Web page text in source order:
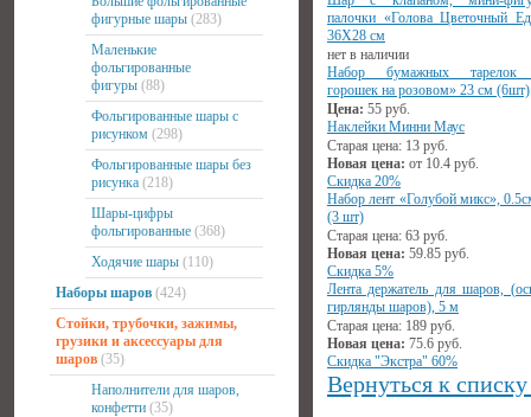
фигурные шары (283)
Маленькие
фольгированные
фигуры (88)
Фольгированные шары с
рисунком (298)
Фольгированные шары без
рисунка (218)
Шары-цифры
фольгированные (368)
Ходячие шары (110)
Наборы шаров (424)
Стойки, трубочки, зажимы,
грузики и аксессуары для
шаров (35)
Наполнители для шаров,
конфетти (35)
палочки «Голова Цветочный
36Х28 см
нет в наличии
Набор бумажных тарелок
горошек на розовом» 23 см (6шт)
Цена: 55 руб.
Наклейки Минни Маус
Старая цена: 13 руб.
Новая цена: от 10.4 руб.
Скидка 20%
Набор лент «Голубой микс»,
(3 шт)
Старая цена: 63 руб.
Новая цена: 59.85 руб.
Скидка 5%
Лента держатель для шаров,
гирлянды шаров), 5 м
Старая цена: 189 руб.
Новая цена: 75.6 руб.
Скидка "Экстра" 60%
Вернуться к списку